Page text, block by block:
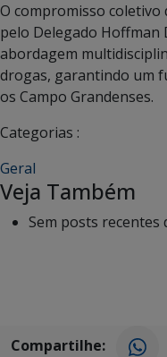
O compromisso coletivo
pelo Delegado Hoffman
abordagem
drogas, garantindo um
os Campo Grandenses.
Categorias :
Geral
Veja Também
Sem posts recentes
Compartilhe: